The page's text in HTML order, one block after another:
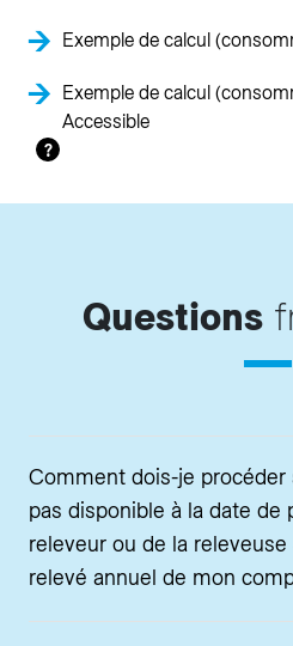
Exemple de calcul
Exemple de calcul
Accessible
?
Questions
Comment dois-je procéder
pas disponible à la date de
releveur ou de la releveuse
relevé annuel de mon